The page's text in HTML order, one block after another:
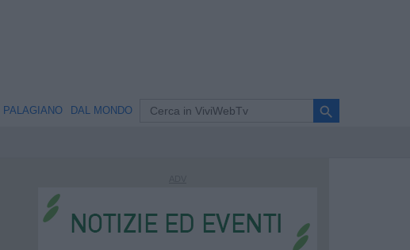
PALAGIANO DAL MONDO search